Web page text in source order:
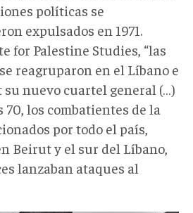
políticas se
expulsados en 1971.
for Palestine Studies, “las
reagruparon en el Líbano e
nuevo cuartel general (…)
70, los combatientes de la
por todo el país,
Beirut y el sur del Líbano,
lanzaban ataques al